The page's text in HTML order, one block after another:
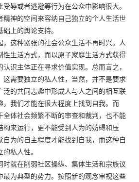
辱或者逃避等行为在公众中影响很大。
精神的空间来容纳自己独立的个人生活世
上的舆论支持。
，这种紧张的社会公众生活不再时兴。人
性生活方式，而以原子家庭生活方式获得
识主体正在寻求价值实现。总而言之，
这需要独立的私人性，当然，并不是要求
泛的共同志趣中形成人与人之间的相互联
，我们才能在很大程度上找到自我。而
全体社会频繁不断的审查和裁判，也不能
构来运行，更不能受到人为的妨碍和压
为的自主程度才能找到自我，而这种自
私人性。
就在削弱社区操纵、集体生活和宗族议
最为典型的势力。按照新的观念审视这些